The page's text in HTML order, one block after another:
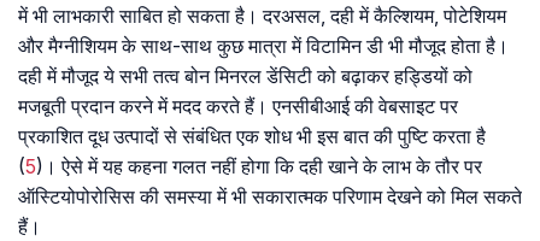
में भी लाभकारी साबित हो सकता है। दरअसल, दही में कैल्शियम, पोटेशियम
और मैग्नीशियम के साथ-साथ कुछ मात्रा में विटामिन डी भी मौजूद होता है।
दही में मौजूद ये सभी तत्व बोन मिनरल डेंसिटी को बढ़ाकर हड्डियों को
मजबूती प्रदान करने में मदद करते हैं। एनसीबीआई की वेबसाइट पर
प्रकाशित दूध उत्पादों से संबंधित एक शोध भी इस बात की पुष्टि करता है
(5)। ऐसे में यह कहना गलत नहीं होगा कि दही खाने के लाभ के तौर पर
ऑस्टियोपोरोसिस की समस्या में भी सकारात्मक परिणाम देखने को मिल सकते
हैं।